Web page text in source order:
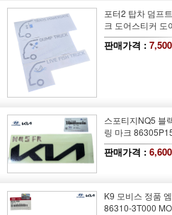
포터2 탑차 덤프
크 도어스티커 도
판매가격 :
스포티지NQ5 블
링 마크
판매가격 :
K9 모비스 정품
86310-3T000